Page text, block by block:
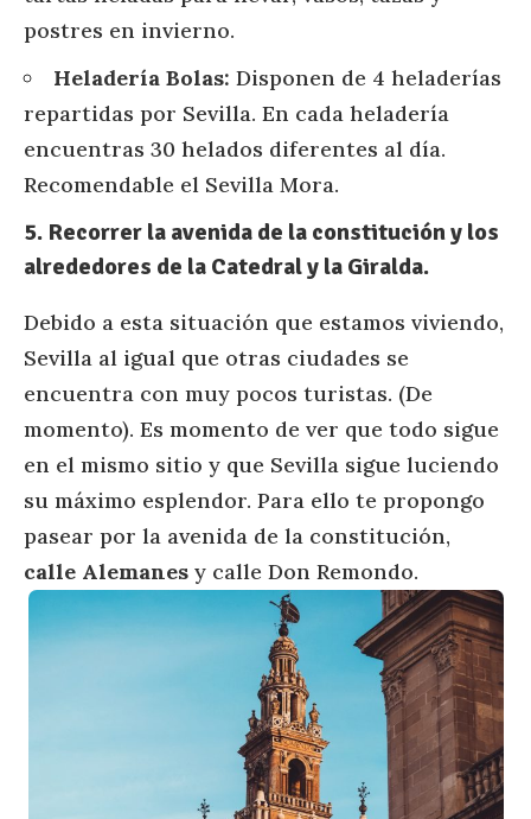
postres en invierno.
Heladería Bolas: Disponen de 4 heladerías
repartidas por Sevilla. En cada heladería
encuentras 30 helados diferentes al día.
Recomendable el Sevilla Mora.
5. Recorrer la avenida de la constitución y los
alrededores de la Catedral y la Giralda.
Debido a esta situación que estamos viviendo,
Sevilla al igual que otras ciudades se
encuentra con muy pocos turistas. (De
momento). Es momento de ver que todo sigue
en el mismo sitio y que Sevilla sigue luciendo
su máximo esplendor. Para ello te propongo
pasear por la avenida de la constitución,
calle Alemanes y calle Don Remondo.